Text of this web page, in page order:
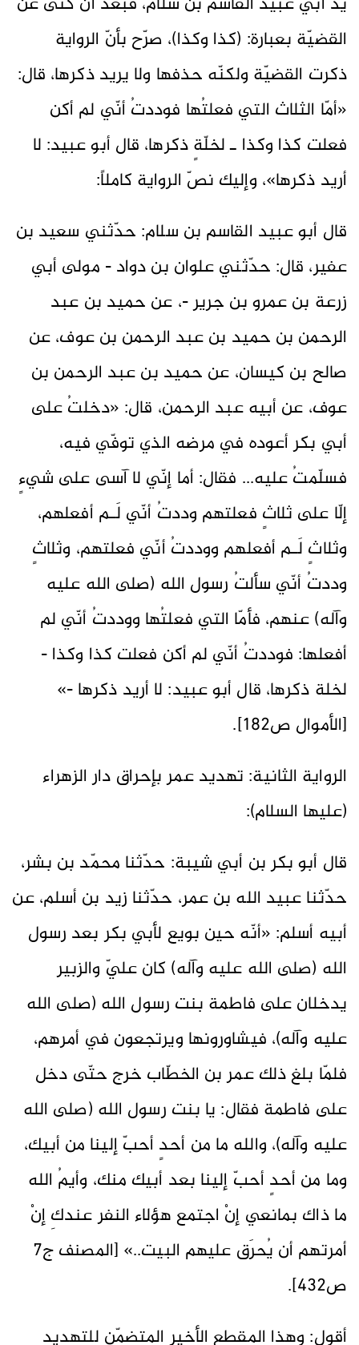
القضيّة بعبارة: (كذا وكذا)، صرّح بأنّ الرواية
ذكرت القضيّة ولكنّه حذفها ولا يريد ذكرها، قال:
«أمّا الثلاث التي فعلتُها فوددتُ أنّي لم أكن
فعلت كذا وكذا ـ لخلّةٍ ذكرها، قال أبو عبيد: لا
أريد ذكرها»، وإليك نصّ الرواية كاملاً:
قال أبو عبيد القاسم بن سلام: حدّثني سعيد بن
عفير، قال: حدّثني علوان بن دواد - مولى أبي
زرعة بن عمرو بن جرير -، عن حميد بن عبد
الرحمن بن حميد بن عبد الرحمن بن عوف، عن
صالح بن كيسان، عن حميد بن عبد الرحمن بن
عوف، عن أبيه عبد الرحمن، قال: «دخلتُ على
أبي بكر أعوده في مرضه الذي توفّي فيه،
فسلّمتُ عليه... فقال: أما إنّي لا آسى على شيءٍ
إلّا على ثلاثٍ فعلتهم وددتُ أنّي لَـم أفعلهم،
وثلاثٍ لَـم أفعلهم ووددتُ أنّي فعلتهم، وثلاثٍ
وددتُ أنّي سألتُ رسول الله (صلى الله عليه
وآله) عنهم، فأمّا التي فعلتُها ووددتُ أنّي لم
أفعلها: فوددتُ أنّي لم أكن فعلت كذا وكذا -
لخلة ذكرها، قال أبو عبيد: لا أريد ذكرها -»
[الأموال ص182].
الرواية الثانية: تهديد عمر بإحراق دار الزهراء
(عليها السلام):
قال أبو بكر بن أبي شيبة: حدّثنا محمّد بن بشر،
حدّثنا عبيد الله بن عمر، حدّثنا زيد بن أسلم، عن
أبيه أسلم: «أنّه حين بويع لأبي بكر بعد رسول
الله (صلى الله عليه وآله) كان عليّ والزبير
يدخلان على فاطمة بنت رسول الله (صلى الله
عليه وآله)، فيشاورونها ويرتجعون في أمرهم،
فلمّا بلغ ذلك عمر بن الخطّاب خرج حتّى دخل
على فاطمة فقال: يا بنت رسول الله (صلى الله
عليه وآله)، والله ما من أحدٍ أحبّ إلينا من أبيك،
وما من أحدٍ أحبّ إلينا بعد أبيك منك، وأيمُ الله
ما ذاك بمانعي إنْ اجتمع هؤلاء النفر عندكِ إنْ
أمرتهم أن يُحرَق عليهم البيت..» [المصنف ج7
ص432].
أقول: وهذا المقطع الأخير المتضمّن للتهديد